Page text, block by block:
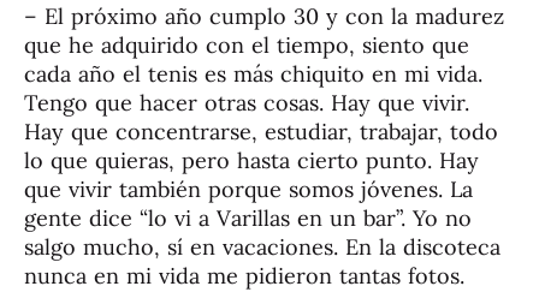
– El próximo año cumplo 30 y con la madurez
que he adquirido con el tiempo, siento que
cada año el tenis es más chiquito en mi vida.
Tengo que hacer otras cosas. Hay que vivir.
Hay que concentrarse, estudiar, trabajar, todo
lo que quieras, pero hasta cierto punto. Hay
que vivir también porque somos jóvenes. La
gente dice “lo vi a Varillas en un bar”. Yo no
salgo mucho, sí en vacaciones. En la discoteca
nunca en mi vida me pidieron tantas fotos.